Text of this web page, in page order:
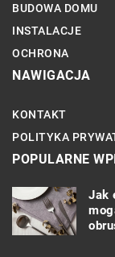
BUDOWA DOMU
INSTALACJE
OCHRONA
NAWIGACJA
KONTAKT
POLITYKA
POPULARNE
Jak